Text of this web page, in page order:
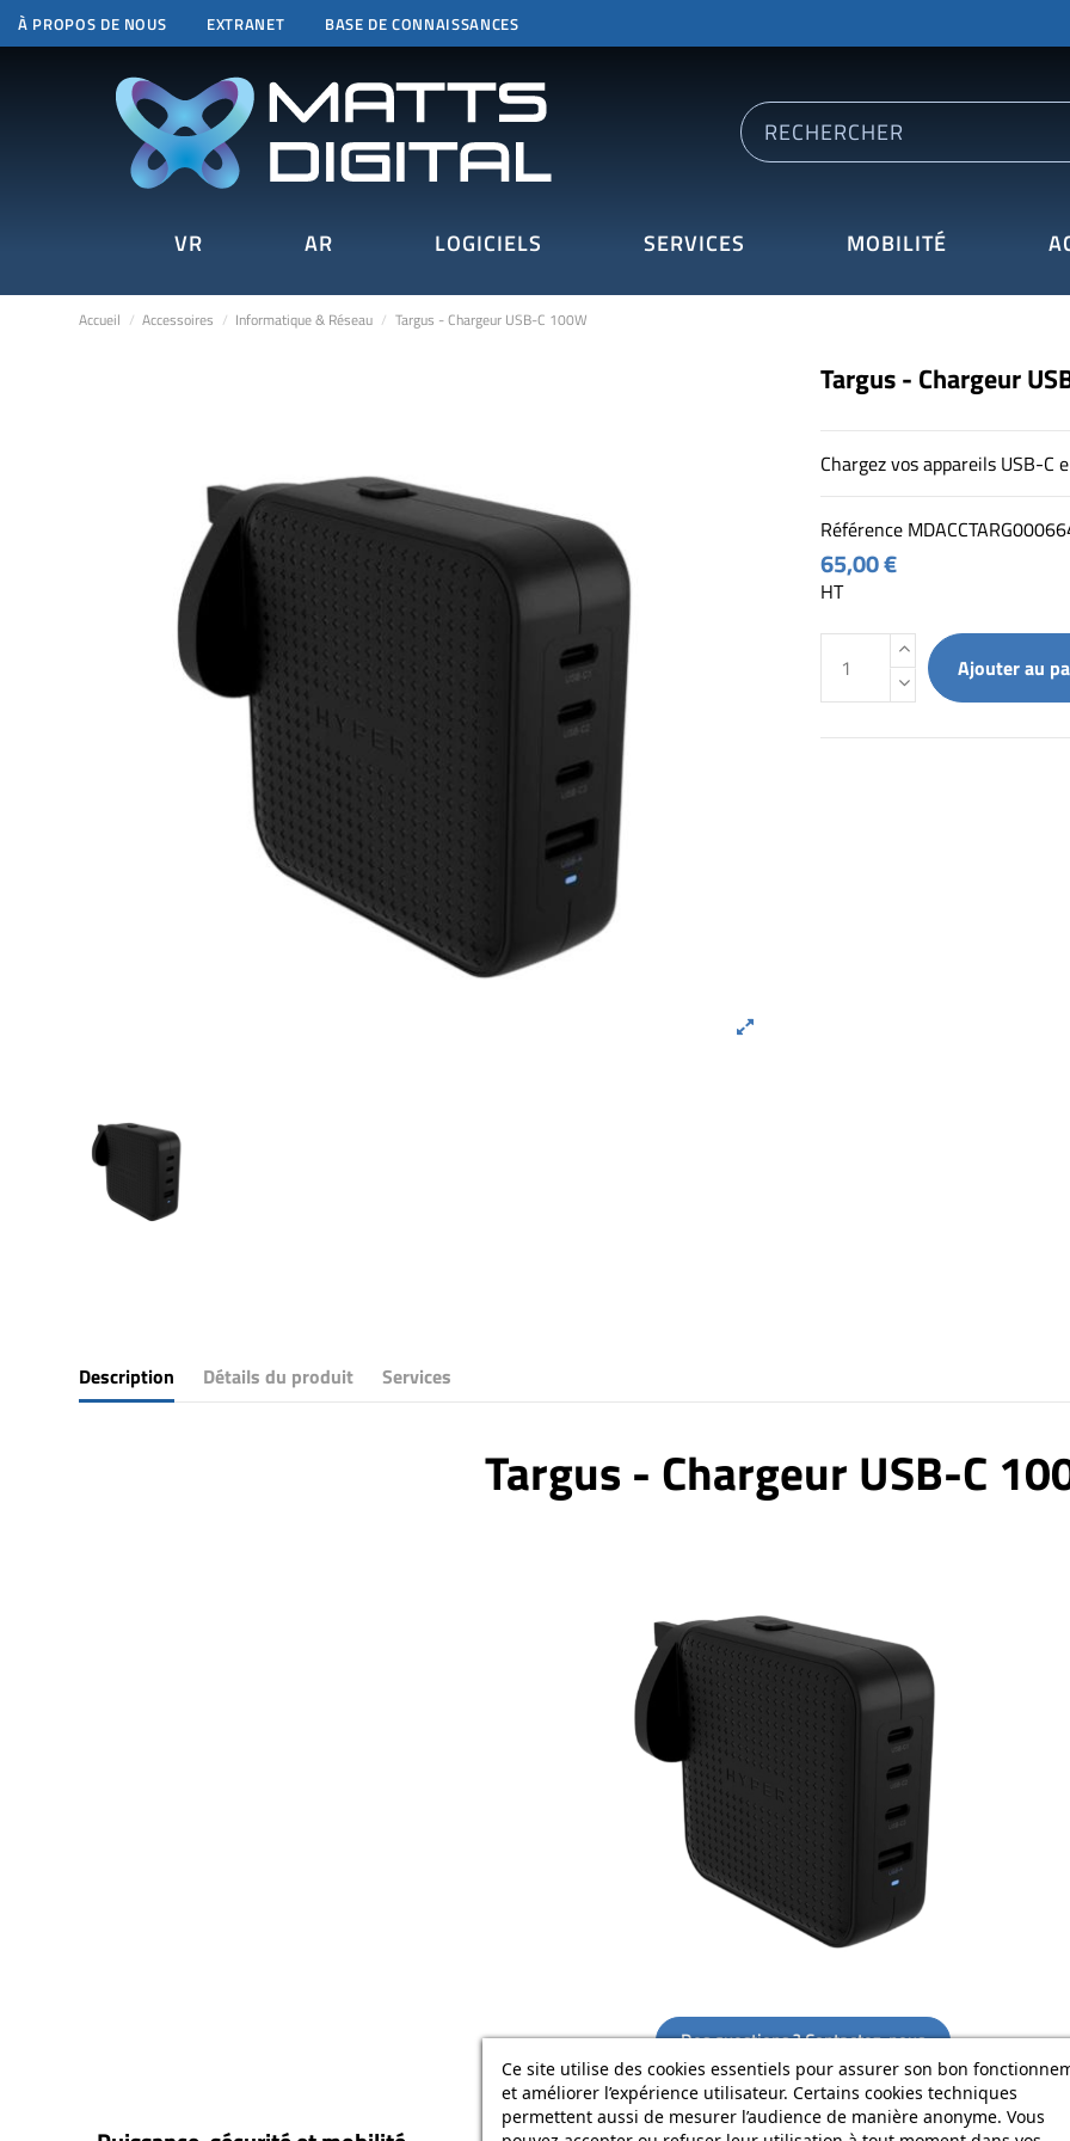
À PROPOS DE NOUS EXTRANET BASE DE CONNAISSANCES
Ce site utilise des cookies essentiels pour assurer son bon
et améliorer l’expérience utilisateur. Certains cookies techniques
permettent aussi de mesurer l’audience de manière anonyme. Vous
VR AR LOGICIELS SERVICES MOBILITÉ
Accueil Accessoires Informatique & Réseau Targus - Chargeur USB-C 100W
Targus - Chargeur
Chargez vos appareils USB-
Référence
65,00 €
HT
Ajouter au
Description Détails du produit Services
Targus - Chargeur USB-C
Des questions ? Contactez-nous